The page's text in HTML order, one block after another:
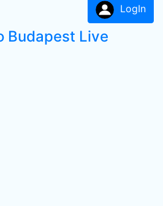
LogIn
Budapest Live